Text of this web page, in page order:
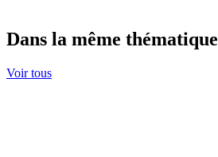
Dans la même thématique
Voir tous